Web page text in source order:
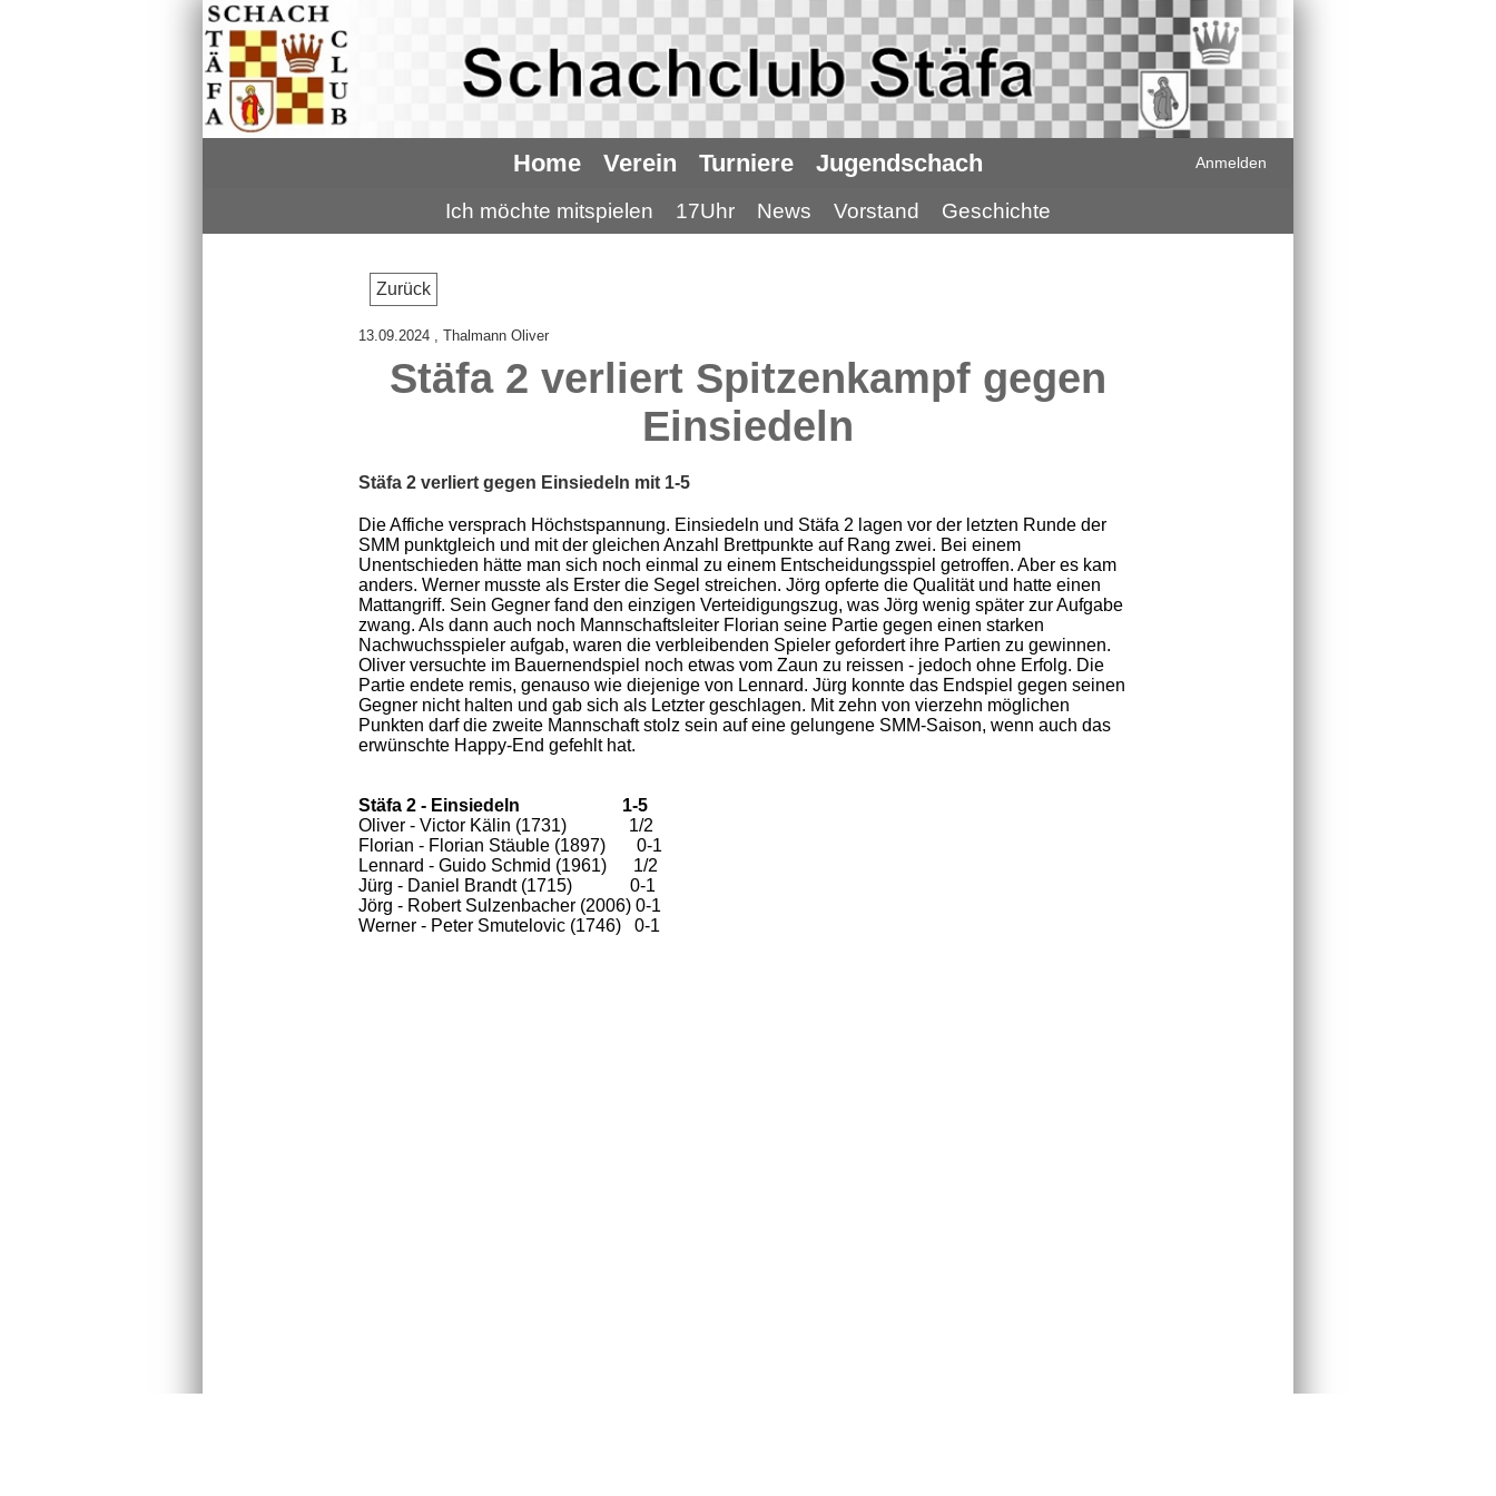
Home Verein Turniere Jugendschach Anmelden
Ich möchte mitspielen 17Uhr News Vorstand Geschichte
Zurück
13.09.2024, Thalmann Oliver
Stäfa 2 verliert Spitzenkampf gegen
Einsiedeln
Stäfa 2 verliert gegen Einsiedeln mit 1-5
Die Affiche versprach Höchstspannung. Einsiedeln und Stäfa 2 lagen vor der letzten Runde der
SMM punktgleich und mit der gleichen Anzahl Brettpunkte auf Rang zwei. Bei einem
Unentschieden hätte man sich noch einmal zu einem Entscheidungsspiel getroffen. Aber es kam
anders. Werner musste als Erster die Segel streichen. Jörg opferte die Qualität und hatte einen
Mattangriff. Sein Gegner fand den einzigen Verteidigungszug, was Jörg wenig später zur Aufgabe
zwang. Als dann auch noch Mannschaftsleiter Florian seine Partie gegen einen starken
Nachwuchsspieler aufgab, waren die verbleibenden Spieler gefordert ihre Partien zu gewinnen.
Oliver versuchte im Bauernendspiel noch etwas vom Zaun zu reissen - jedoch ohne Erfolg. Die
Partie endete remis, genauso wie diejenige von Lennard. Jürg konnte das Endspiel gegen seinen
Gegner nicht halten und gab sich als Letzter geschlagen. Mit zehn von vierzehn möglichen
Punkten darf die zweite Mannschaft stolz sein auf eine gelungene SMM-Saison, wenn auch das
erwünschte Happy-End gefehlt hat.
Stäfa 2 - Einsiedeln 1-5
Oliver - Victor Kälin (1731) 1/2
Florian - Florian Stäuble (1897) 0-1
Lennard - Guido Schmid (1961) 1/2
Jürg - Daniel Brandt (1715) 0-1
Jörg - Robert Sulzenbacher (2006) 0-1
Werner - Peter Smutelovic (1746) 0-1